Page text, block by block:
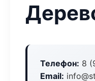
Телефон: 8
Email: